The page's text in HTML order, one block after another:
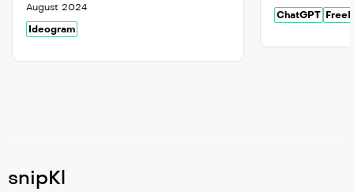
August 2024
Ideogram
ChatGPT
snipKl